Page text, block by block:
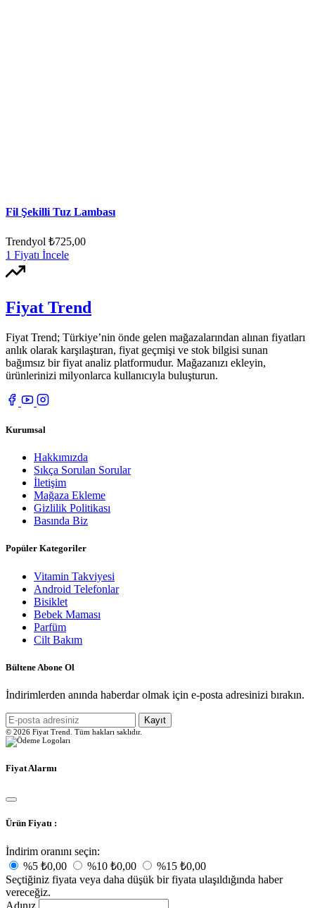
Fil Şekilli Tuz Lambası
Trendyol ₺725,00
1 Fiyatı İncele
Fiyat Trend
Fiyat Trend; Türkiye’nin önde gelen mağazalarından alınan fiyatları
anlık olarak karşılaştıran, fiyat geçmişi ve stok bilgisi sunan
bağımsız bir fiyat analiz platformudur. Mağazanızı ekleyin,
ürünlerinizi milyonlarca kullanıcıyla buluşturun.
Kurumsal
Hakkımızda
Sıkça Sorulan Sorular
İletişim
Mağaza Ekleme
Gizlilik Politikası
Basında Biz
Popüler Kategoriler
Vitamin Takviyesi
Android Telefonlar
Bisiklet
Bebek Maması
Parfüm
Cilt Bakım
Bültene Abone Ol
İndirimlerden anında haberdar olmak için e-posta adresinizi bırakın.
Kayıt
© 2026 Fiyat Trend. Tüm hakları saklıdır.
Fiyat Alarmı
Ürün Fiyatı :
İndirim oranını seçin:
%5 ₺0,00 %10 ₺0,00 %15 ₺0,00
Seçtiğiniz fiyata veya daha düşük bir fiyata ulaşıldığında haber
vereceğiz.
Adınız